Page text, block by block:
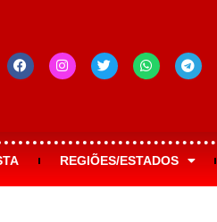
REGIÕES/ESTADOS